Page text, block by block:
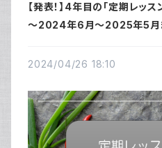
【発表！】4年目の「定期レッ
～2024年6月～2025年5月
2024/04/26 18:10